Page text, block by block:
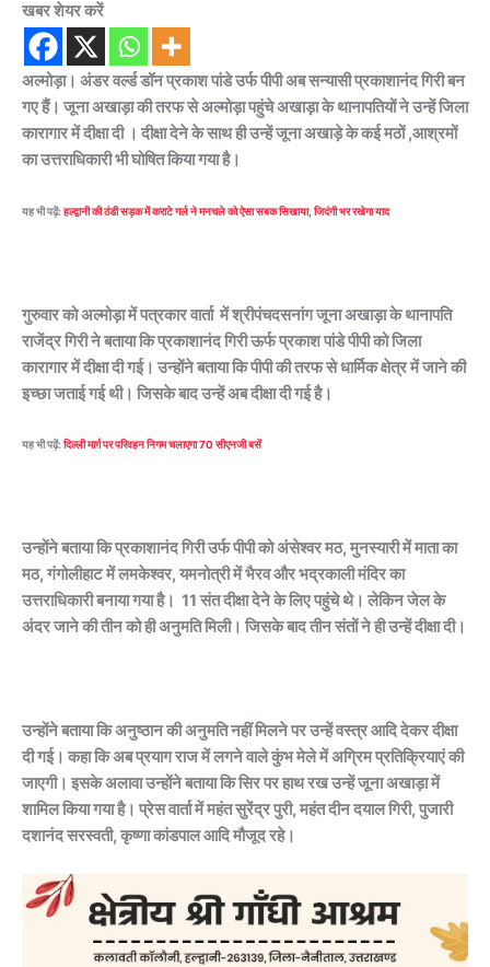
खबर शेयर करें
अल्मोड़ा। अंडर वर्ल्ड डॉन प्रकाश पांडे उर्फ पीपी अब सन्यासी प्रकाशानंद गिरी बन
गए हैं। जूना अखाड़ा की तरफ से अल्मोड़ा पहुंचे अखाड़ा के थानापतियों ने उन्हें जिला
कारागार में दीक्षा दी । दीक्षा देने के साथ ही उन्हें जूना अखाड़े के कई मठों ,आश्रमों
का उत्तराधिकारी भी घोषित किया गया है।
यह भी पढ़ें: हल्द्वानी की ठंडी सड़क में कराटे गर्ल ने मनचले को ऐसा सबक सिखाया, जिदंगी भर रखेगा याद
गुरुवार को अल्मोड़ा में पत्रकार वार्ता में श्रीपंचदसनांग जूना अखाड़ा के थानापति
राजेंद्र गिरी ने बताया कि प्रकाशानंद गिरी ऊर्फ प्रकाश पांडे पीपी को जिला
कारागार में दीक्षा दी गई। उन्होंने बताया कि पीपी की तरफ से धार्मिक क्षेत्र में जाने की
इच्छा जताई गई थी। जिसके बाद उन्हें अब दीक्षा दी गई है।
यह भी पढ़ें: दिल्ली मार्ग पर परिवहन निगम चलाएगा 70 सीएनजी बसें
उन्होंने बताया कि प्रकाशानंद गिरी उर्फ पीपी को अंसेश्वर मठ, मुनस्यारी में माता का
मठ, गंगोलीहाट में लमकेश्वर, यमनोत्री में भैरव और भद्रकाली मंदिर का
उत्तराधिकारी बनाया गया है। 11 संत दीक्षा देने के लिए पहुंचे थे। लेकिन जेल के
अंदर जाने की तीन को ही अनुमति मिली। जिसके बाद तीन संतों ने ही उन्हें दीक्षा दी।
उन्होंने बताया कि अनुष्ठान की अनुमति नहीं मिलने पर उन्हें वस्त्र आदि देकर दीक्षा
दी गई। कहा कि अब प्रयाग राज में लगने वाले कुंभ मेले में अग्रिम प्रतिक्रियाएं की
जाएगी। इसके अलावा उन्होंने बताया कि सिर पर हाथ रख उन्हें जूना अखाड़ा में
शामिल किया गया है। प्रेस वार्ता में महंत सुरेंद्र पुरी, महंत दीन दयाल गिरी, पुजारी
दशानंद सरस्वती, कृष्णा कांडपाल आदि मौजूद रहे।